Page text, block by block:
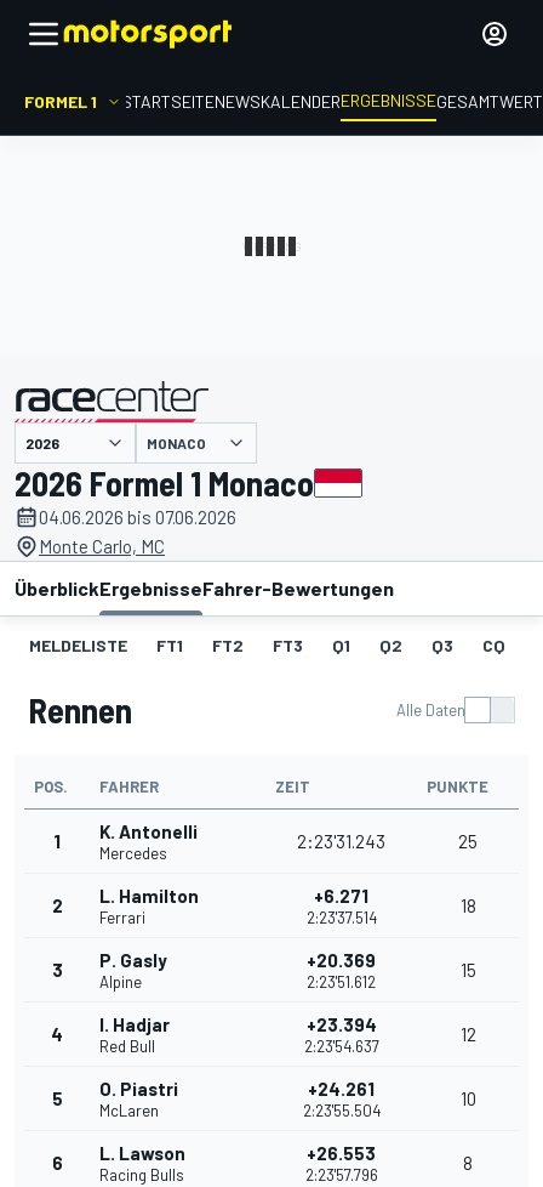
FORMEL 1 STARTSEITENEWSKALENDERERGEBNISSE
MONACO
2026 Formel 1 Monaco
04.06.2026 bis 07.06.2026
Monte Carlo, MC
ÜberblickErgebnisseFahrer-Bewertungen
MELDELISTE FT1 FT2 FT3 Q1 Q2 Q3 CQ
Rennen Alle Daten
POS. FAHRER ZEIT PUNKTE
1 K. Antonelli
Mercedes
2:23'31.243 25
2 L. Hamilton
Ferrari
+6.271
2:23'37.514
18
3 P. Gasly
Alpine
+20.369
2:23'51.612
15
4 I. Hadjar
Red Bull
+23.394
2:23'54.637
12
5 O. Piastri
McLaren
+24.261
2:23'55.504
10
6 L. Lawson
Racing Bulls
+26.553
2:23'57.796
8